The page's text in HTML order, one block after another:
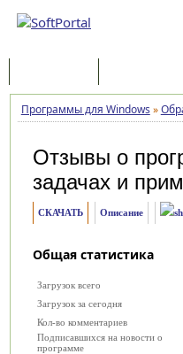
Программы для Windows »
Отзывы о
задачах и
СКАЧАТЬ Описание
Общая статистика
Загрузок всего
Загрузок за сегодня
Кол-во комментариев
Подписавшихся на новости о
программе